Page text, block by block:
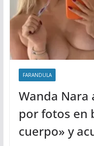
FARANDULA
Wanda
por fotos en
cuerpo» y